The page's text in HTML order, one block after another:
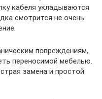
кабеля укладываются
смотрится не очень
повреждениям,
переносимой мебелью.
замена и простой